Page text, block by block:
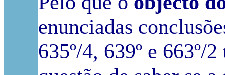
enunciadas
635º/4, 639º e 663º/